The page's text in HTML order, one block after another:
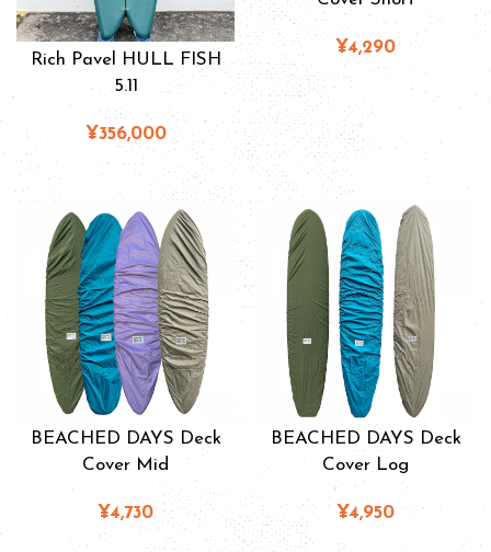
Rich Pavel HULL FISH
5.11
¥356,000
¥4,290
BEACHED DAYS Deck
Cover Mid
¥4,730
BEACHED DAYS Deck
Cover Log
¥4,950